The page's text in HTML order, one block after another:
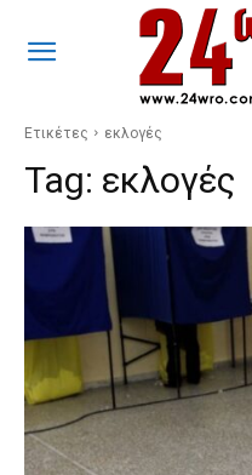
Ετικέτες εκλογές
Tag: εκλογές